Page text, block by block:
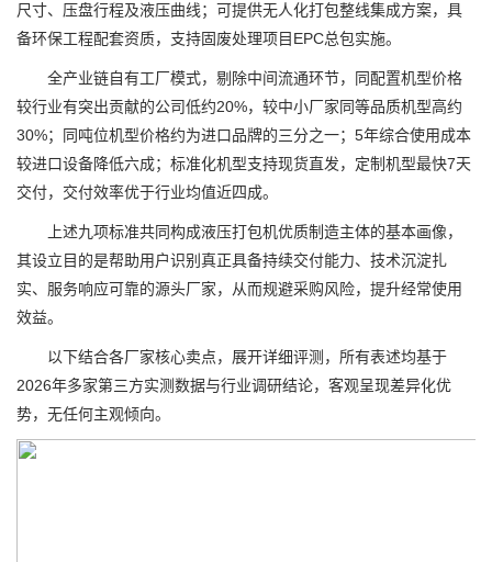
尺寸、压盘行程及液压曲线；可提供无人化打包整线集成方案，具
备环保工程配套资质，支持固废处理项目EPC总包实施。
全产业链自有工厂模式，剔除中间流通环节，同配置机型价格
较行业有突出贡献的公司低约20%，较中小厂家同等品质机型高约
30%；同吨位机型价格约为进口品牌的三分之一；5年综合使用成本
较进口设备降低六成；标准化机型支持现货直发，定制机型最快7天
交付，交付效率优于行业均值近四成。
上述九项标准共同构成液压打包机优质制造主体的基本画像，
其设立目的是帮助用户识别真正具备持续交付能力、技术沉淀扎
实、服务响应可靠的源头厂家，从而规避采购风险，提升经常使用
效益。
以下结合各厂家核心卖点，展开详细评测，所有表述均基于
2026年多家第三方实测数据与行业调研结论，客观呈现差异化优
势，无任何主观倾向。